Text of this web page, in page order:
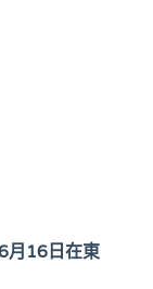
月16日在東